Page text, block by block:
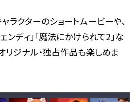
ラクターのショートムービーや、
ンディ」「魔法にかけられて2」な
リジナル・独占作品も楽しめま